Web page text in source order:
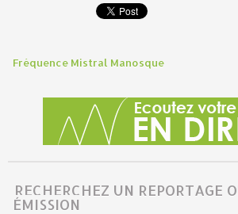
Fréquence Mistral Manosque
RECHERCHEZ UN REPORTAGE
ÉMISSION